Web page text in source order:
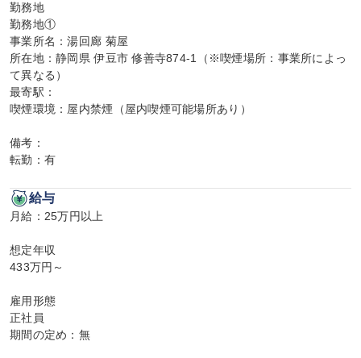
勤務地
勤務地①
事業所名：湯回廊 菊屋
所在地：静岡県 伊豆市 修善寺874-1（※喫煙場所：事業所によっ
て異なる）
最寄駅：
喫煙環境：屋内禁煙（屋内喫煙可能場所あり）
備考：
転勤：有
給与
月給：25万円以上
想定年収
433万円～
雇用形態
正社員
期間の定め：無